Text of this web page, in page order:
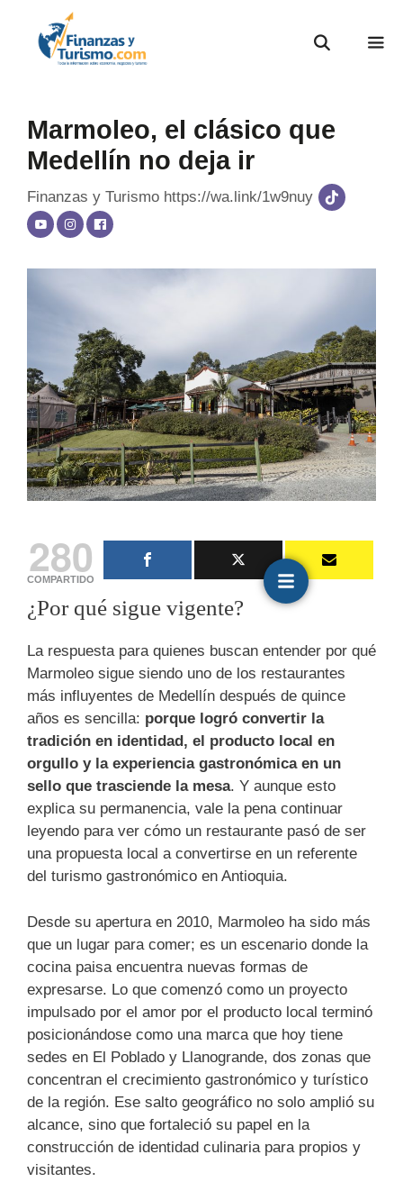
Marmoleo, el clásico que
Medellín no deja ir
Finanzas y Turismo https://wa.link/1w9nuy
280
COMPARTIDO
¿Por qué sigue vigente?
La respuesta para quienes buscan entender por qué
Marmoleo sigue siendo uno de los restaurantes
más influyentes de Medellín después de quince
años es sencilla: porque logró convertir la
tradición en identidad, el producto local en
orgullo y la experiencia gastronómica en un
sello que trasciende la mesa. Y aunque esto
explica su permanencia, vale la pena continuar
leyendo para ver cómo un restaurante pasó de ser
una propuesta local a convertirse en un referente
del turismo gastronómico en Antioquia.
Desde su apertura en 2010, Marmoleo ha sido más
que un lugar para comer; es un escenario donde la
cocina paisa encuentra nuevas formas de
expresarse. Lo que comenzó como un proyecto
impulsado por el amor por el producto local terminó
posicionándose como una marca que hoy tiene
sedes en El Poblado y Llanogrande, dos zonas que
concentran el crecimiento gastronómico y turístico
de la región. Ese salto geográfico no solo amplió su
alcance, sino que fortaleció su papel en la
construcción de identidad culinaria para propios y
visitantes.